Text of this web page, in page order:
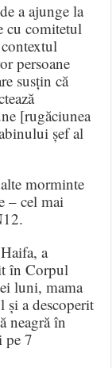
a ajunge la
cu comitetul
persoane
susțin că
[rugăciunea
șef al
morminte
– cel mai
a
în Corpul
luni, mama
a descoperit
neagră în
pe 7